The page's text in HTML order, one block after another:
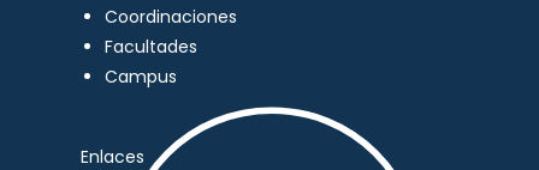
Coordinaciones
Facultades
Campus
Enlaces